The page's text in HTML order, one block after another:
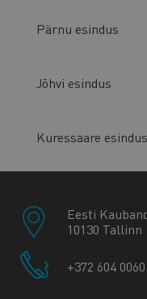
Pärnu esindus
Jõhvi esindus
Kuressaare esindus
Eesti
10130 Tallinn
+372 604 0060